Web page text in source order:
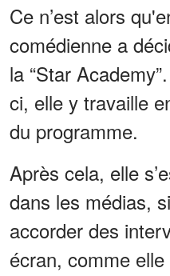
Ce n’est alors
comédienne a
la “Star
ci, elle y travaille
du programme.
Après cela, elle
dans les médias,
accorder des
écran, comme elle